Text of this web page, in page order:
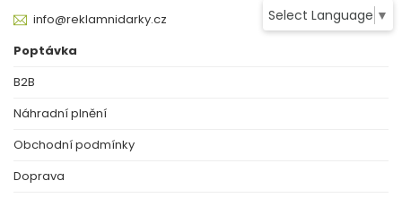
Select Language ▼
info@reklamnidarky.cz
Poptávka
B2B
Náhradní plnění
Obchodní podmínky
Doprava